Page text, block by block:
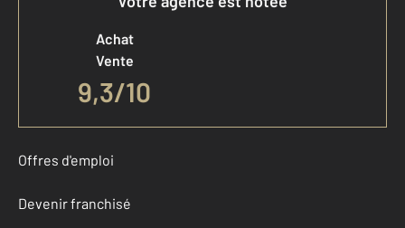
Achat
Vente
9,3/10
Offres d'emploi
Devenir franchisé